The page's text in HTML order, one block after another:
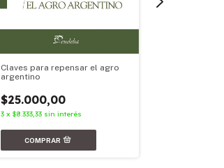
Claves para repensar el agro
argentino
$25.000,00
3 x $8.333,33 sin interés